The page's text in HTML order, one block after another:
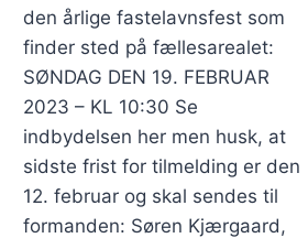
den årlige fastelavnsfest som
finder sted på fællesarealet:
SØNDAG DEN 19. FEBRUAR
2023 – KL 10:30 Se
indbydelsen her men husk, at
sidste frist for tilmelding er den
12. februar og skal sendes til
formanden: Søren Kjærgaard,